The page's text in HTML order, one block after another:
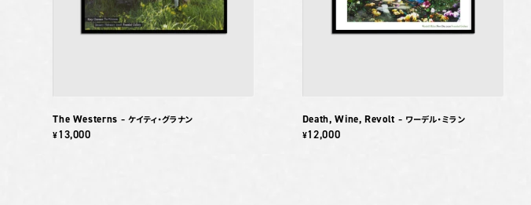
The Westerns – ケイティ・グラナン
¥13,000
Death, Wine, Revolt – ワーデル・ミラン
¥12,000